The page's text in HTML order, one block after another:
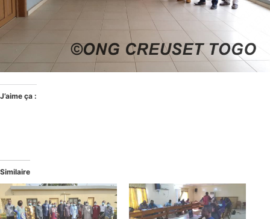
J’aime ça :
Similaire